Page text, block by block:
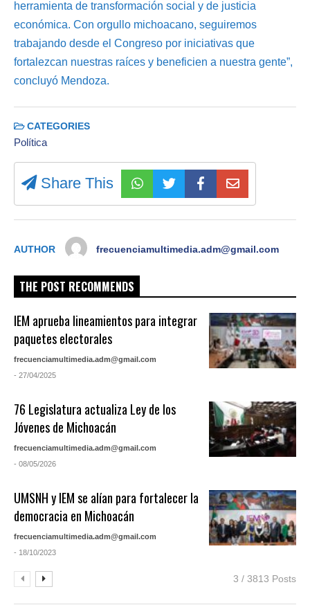
herramienta de transformación social y de justicia
económica. Con orgullo michoacano, seguiremos
trabajando desde el Congreso por iniciativas que
fortalezcan nuestras raíces y beneficien a nuestra gente”,
concluyó Mendoza.
CATEGORIES
Política
Share This
AUTHOR frecuenciamultimedia.adm@gmail.com
THE POST RECOMMENDS
IEM aprueba lineamientos para integrar
paquetes electorales
frecuenciamultimedia.adm@gmail.com
- 27/04/2025
76 Legislatura actualiza Ley de los
Jóvenes de Michoacán
frecuenciamultimedia.adm@gmail.com
- 08/05/2026
UMSNH y IEM se alían para fortalecer la
democracia en Michoacán
frecuenciamultimedia.adm@gmail.com
- 18/10/2023
3 / 3813 Posts